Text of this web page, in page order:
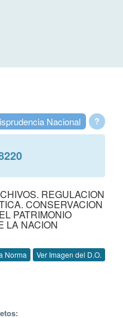
?
Nacional
REGULACION
CONSERVACION
PATRIMONIO
LA NACION
Norma Ver Imagen del D.O.